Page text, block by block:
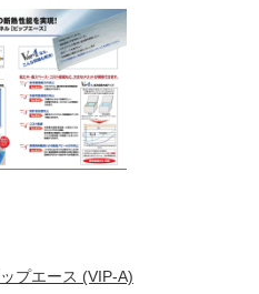
プエース (VIP-A)